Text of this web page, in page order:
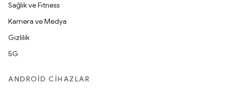
Sağlık ve Fitness
Kamera ve Medya
Gizlilik
5G
ANDROID CIHAZLAR